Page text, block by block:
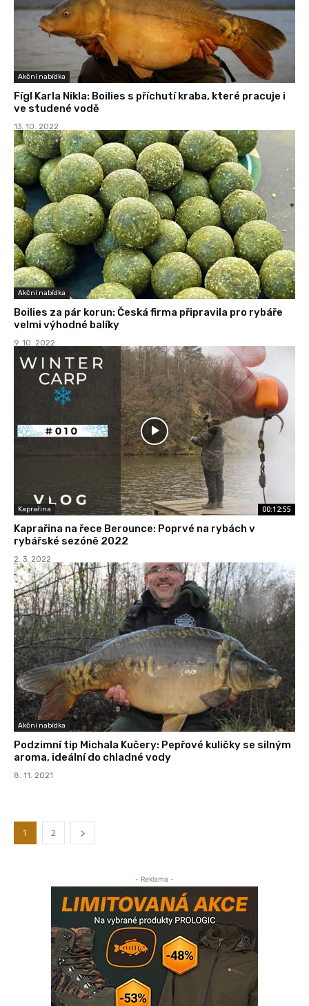
Akční nabídka
Fígl Karla Nikla: Boilies s příchutí kraba, které pracuje i
ve studené vodě
13. 10. 2022
Akční nabídka
Boilies za pár korun: Česká firma připravila pro rybáře
velmi výhodné balíky
9. 10. 2022
Kaprařina 00:12:55
Kaprařina na řece Berounce: Poprvé na rybách v
rybářské sezóně 2022
2. 3. 2022
Akční nabídka
Podzimní tip Michala Kučery: Pepřové kuličky se silným
aroma, ideální do chladné vody
8. 11. 2021
1 2
- Reklama -